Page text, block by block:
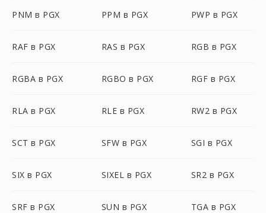
PNM в PGX PPM в PGX PWP в PGX
RAF в PGX RAS в PGX RGB в PGX
RGBA в PGX RGBO в PGX RGF в PGX
RLA в PGX RLE в PGX RW2 в PGX
SCT в PGX SFW в PGX SGI в PGX
SIX в PGX SIXEL в PGX SR2 в PGX
SRF в PGX SUN в PGX TGA в PGX